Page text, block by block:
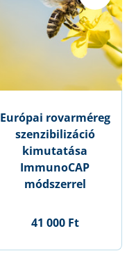
Európai rovarméreg
szenzibilizáció
kimutatása
ImmunoCAP
módszerrel
41 000 Ft